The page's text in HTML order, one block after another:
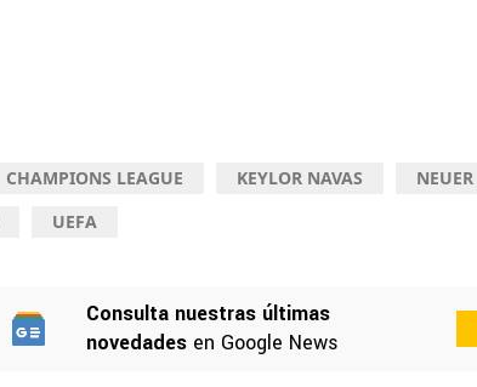
CHAMPIONS LEAGUE KEYLOR NAVAS NEUER
UEFA
Consulta nuestras últimas
novedades en Google News